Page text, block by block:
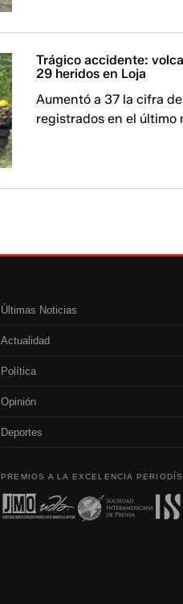
Trágico accidente:
29 heridos en Loja
Aumentó a 37 la cifra
registrados en el último
Últimas Noticias
Actualidad
Política
Opinión
Deportes
PREMIOS A LA EXCELENCIA